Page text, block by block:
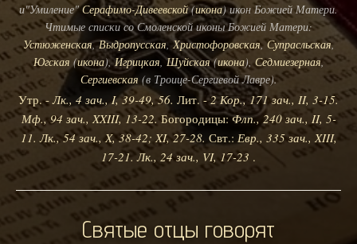
и"Умиление"Серафимо-Дивеевской(икона) икон Божией Матери.
Чтимые списки со Смоленской иконы Божией Матери:
Устюженская,Выдропусская,Христофоровская,Супрасльская,
Югская (икона),Игрицкая ,Шуйская(икона),Седмиезерная,
Сергиевская (в Троице-Сергиевой Лавре).
Утр. -Лк., 4 зач., I, 39-49, 56. Лит. -2 Кор., 171 зач., II, 3-15.
Мф., 94 зач., XXIII, 13-22.Богородицы:Флп., 240 зач., II, 5-
11. Лк., 54 зач., X, 38-42; XI, 27-28. Свт.: Евр., 335 зач., XIII,
17-21. Лк., 24 зач., VI, 17-23 .
Святые отцы говорят